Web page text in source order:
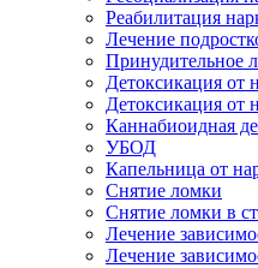
Реабилитация
Лечение
Принудительное
Детоксикация от
Детоксикация от
Каннабиоидная
УБОД
Капельница от
Снятие ломки
Снятие ломки в
Лечение
Лечение